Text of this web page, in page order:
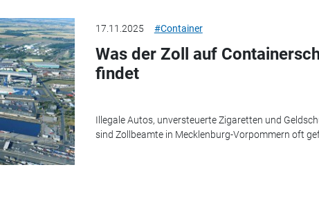
17.11.2025 #Container
Was der Zoll auf
findet
Illegale Autos, unversteuerte Zigaretten und
sind Zollbeamte in Mecklenburg-Vorpommern oft